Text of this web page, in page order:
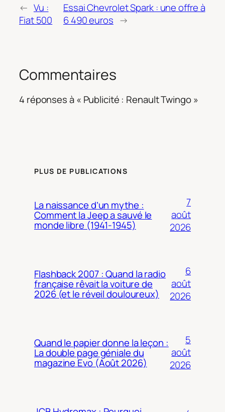
← Vu :
Fiat 500
Essai Chevrolet Spark : une offre à
6 490 euros →
Commentaires
4 réponses à « Publicité : Renault Twingo »
PLUS DE PUBLICATIONS
La naissance d’un mythe :
Comment la Jeep a sauvé le
monde libre (1941-1945)
7
août
2026
Flashback 2007 : Quand la radio
française rêvait la voiture de
2026 (et le réveil douloureux)
6
août
2026
Quand le papier donne la leçon :
La double page géniale du
magazine Evo (Août 2026)
5
août
2026